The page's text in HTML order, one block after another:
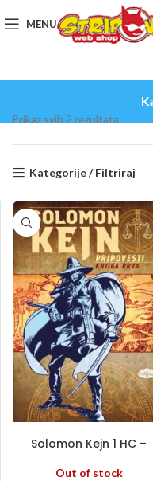
MENU
Prikaz svih 2 rezultata
Kategorije / Filtriraj
Solomon Kejn 1 HC –
Pripovesti
Out of stock